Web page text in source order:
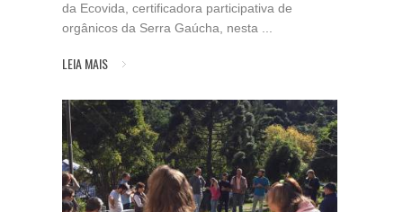
da Ecovida, certificadora participativa de
orgânicos da Serra Gaúcha, nesta ...
LEIA MAIS